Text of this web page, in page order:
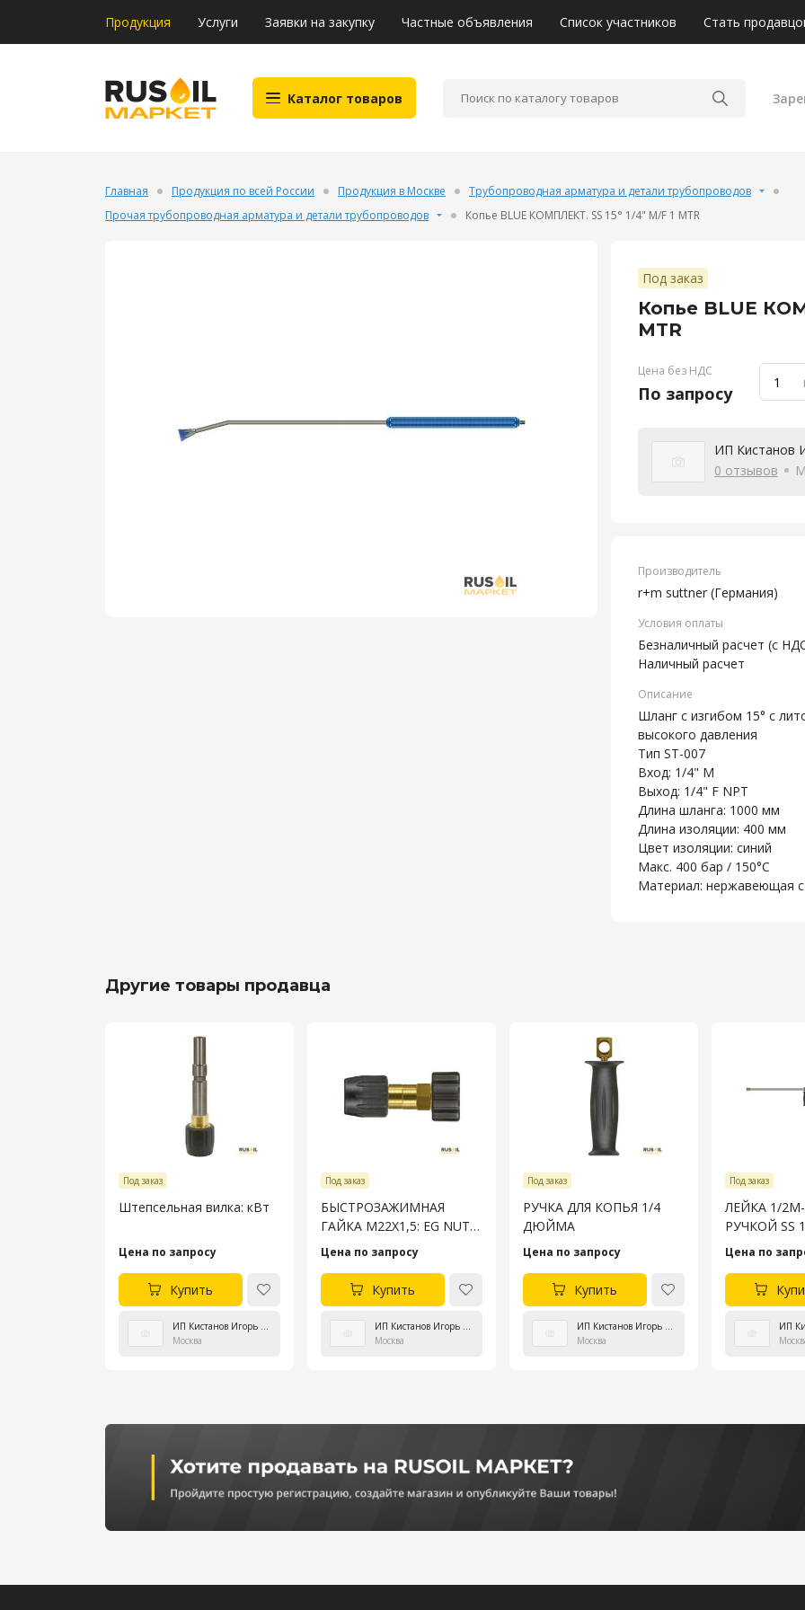
Продукция Услуги Заявки на закупку Частные объявления Список участников Стать
Каталог товаров
Главная Продукция по всей России Продукция в Москве
Трубопроводная арматура и детали трубопроводов
Прочая трубопроводная арматура и детали трубопроводов
Копье BLUE КОМПЛЕКТ. SS 15° 1/4" M/F 1 MTR
Под заказ
Копье BLUE
MTR
Цена без НДС
По запросу
ИП Кистанов
0 отзывов
Производитель
r+m suttner (Германия)
Условия оплаты
Безналичный расчет (с
Наличный расчет
Описание
Шланг с изгибом 15° с
высокого давления
Тип ST-007
Вход: 1/4" M
Выход: 1/4" F NPT
Длина шланга: 1000 мм
Длина изоляции: 400 мм
Цвет изоляции: синий
Макс. 400 бар / 150°C
Материал: нержавеющая
Другие товары продавца
Под заказ
Штепсельная вилка: кВт
Цена по запросу
Купить
Москва
Под заказ
БЫСТРОЗАЖИМНАЯ
ГАЙКА M22X1,5: EG NUT
«KÄRCHER»
Цена по запросу
Купить
Москва
Под заказ
РУЧКА ДЛЯ КОПЬЯ 1/4
ДЮЙМА
Цена по запросу
Купить
Москва
Под заказ
ЛЕЙКА 1/
РУЧКОЙ SS
Цена по